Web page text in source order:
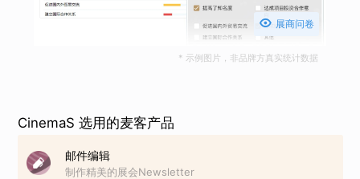
 展商问卷
* 示例图片，非品牌方真实统计数据
CinemaS 选用的麦客产品
邮件编辑
制作精美的展会Newsletter